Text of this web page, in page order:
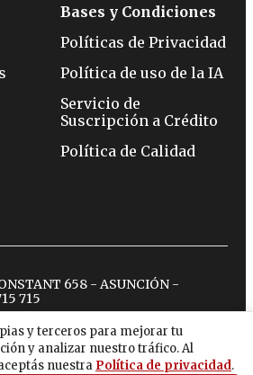
y terceros para mejorar tu
y analizar nuestro tráfico. Al
nuestra Política de privacidad.
Bases y Condiciones
Políticas de Privacidad
Política de uso de la IA
Servicio de
Suscripción a Crédito
Política de Calidad
658 - ASUNCIÓN -
715
tiktokyoutubespotify